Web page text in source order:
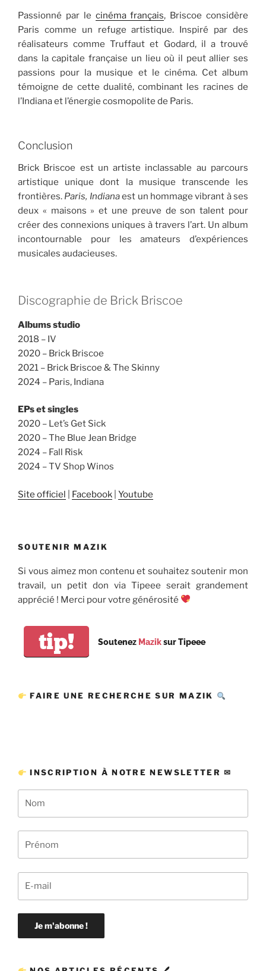
Passionné par le cinéma français, Briscoe considère
Paris comme un refuge artistique. Inspiré par des
réalisateurs comme Truffaut et Godard, il a trouvé
dans la capitale française un lieu où il peut allier ses
passions pour la musique et le cinéma. Cet album
témoigne de cette dualité, combinant les racines de
l’Indiana et l’énergie cosmopolite de Paris.
Conclusion
Brick Briscoe est un artiste inclassable au parcours
artistique unique dont la musique transcende les
frontières. Paris, Indianaest un hommage vibrant à ses
deux « maisons » et une preuve de son talent pour
créer des connexions uniques à travers l’art. Un album
incontournable pour les amateurs d’expériences
musicales audacieuses.
Discographie de Brick Briscoe
Albums studio
2018 – IV
2020 – Brick Briscoe
2021 – Brick Briscoe & The Skinny
2024 – Paris, Indiana
EPs et singles
2020 – Let’s Get Sick
2020 – The Blue Jean Bridge
2024 – Fall Risk
2024 – TV Shop Winos
Site officiel Facebook Youtube
SOUTENIR MAZIK
Si vous aimez mon contenu et souhaitez soutenir mon
travail, un petit don via Tipeee serait grandement
apprécié ! Merci pour votre générosité
tip! Soutenez Maziksur Tipeee
FAIRE UNE RECHERCHE SUR MAZIK
INSCRIPTION À NOTRE NEWSLETTER ✉